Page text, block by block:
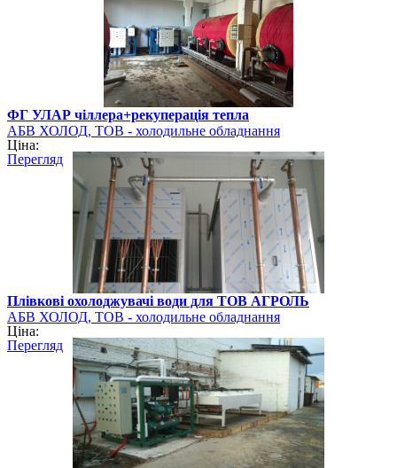
ФГ УЛАР чіллера+рекуперація тепла
АБВ ХОЛОД, ТОВ - холодильне обладнання
Ціна:
Перегляд
Плівкові охолоджувачі води для ТОВ АГРОЛЬ
АБВ ХОЛОД, ТОВ - холодильне обладнання
Ціна:
Перегляд